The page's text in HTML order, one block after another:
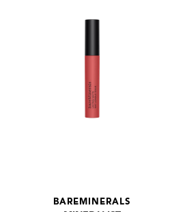
BAREMINERALS